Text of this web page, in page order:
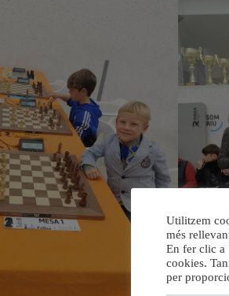
Utilitzem
més
En fer clic a
cookies.
per